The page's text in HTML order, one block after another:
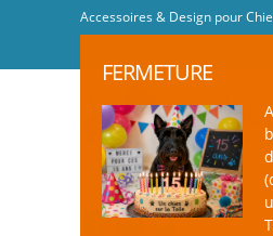
Accessoires & Design pour
FERMETURE